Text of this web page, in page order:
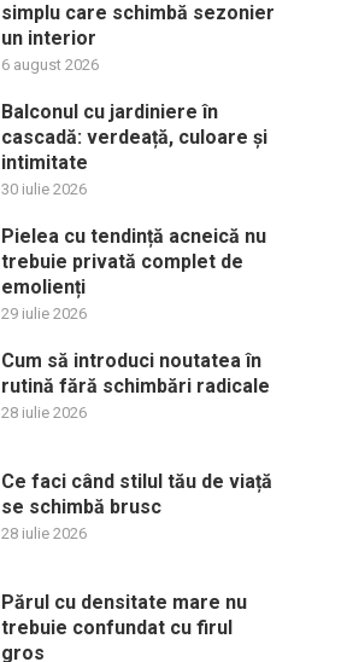
simplu care schimbă sezonier
un interior
6 august 2026
Balconul cu jardiniere în
cascadă: verdeață, culoare și
intimitate
30 iulie 2026
Pielea cu tendință acneică nu
trebuie privată complet de
emolienți
29 iulie 2026
Cum să introduci noutatea în
rutină fără schimbări radicale
28 iulie 2026
Ce faci când stilul tău de viață
se schimbă brusc
28 iulie 2026
Părul cu densitate mare nu
trebuie confundat cu firul
gros